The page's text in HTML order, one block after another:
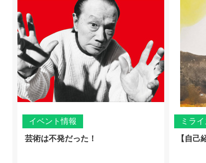
イベント情報
芸術は不発だった！
ミラ
【自己